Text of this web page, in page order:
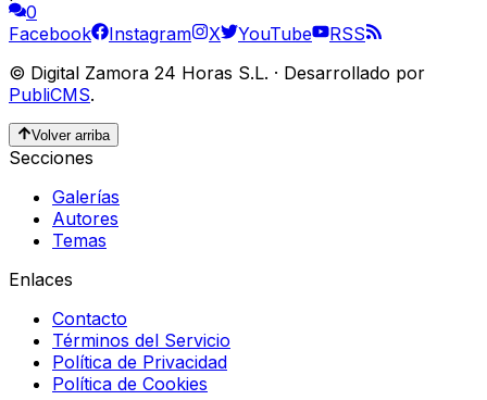
0
Facebook
Instagram X YouTube
RSS
© Digital Zamora 24 Horas S.L. · Desarrollado por
PubliCMS.
Volver arriba
Secciones
Galerías
Autores
Temas
Enlaces
Contacto
Términos del Servicio
Política de Privacidad
Política de Cookies